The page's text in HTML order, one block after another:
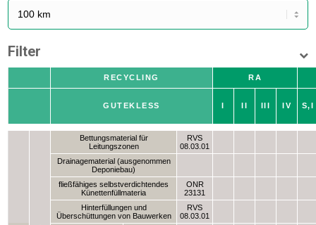
Filter
RECYCLING RA
GUTEKLESS I II III IV S,I
Bettungsmaterial für
Leitungszonen
RVS
08.03.01
Drainagematerial (ausgenommen
Deponiebau)
fließfähiges selbstverdichtendes
Künettenfüllmateria
ONR
23131
Hinterfüllungen und
Überschüttungen von Bauwerken
RVS
08.03.01